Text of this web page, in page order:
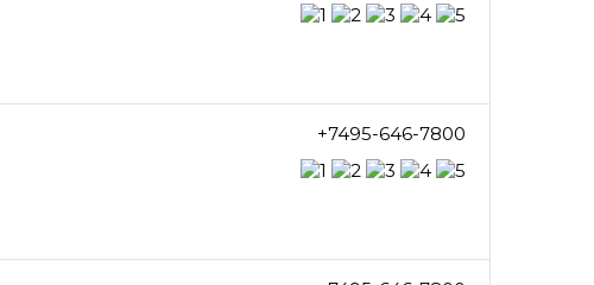
+7495-646-7800